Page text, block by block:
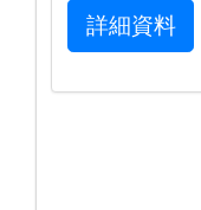
詳細資料